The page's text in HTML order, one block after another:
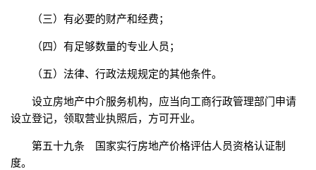
（三）有必要的财产和经费；
（四）有足够数量的专业人员；
（五）法律、行政法规规定的其他条件。
设立房地产中介服务机构，应当向工商行政管理部门申请
设立登记，领取营业执照后，方可开业。
第五十九条 国家实行房地产价格评估人员资格认证制
度。